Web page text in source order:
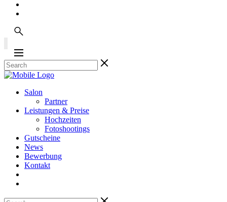
Salon
Partner
Leistungen & Preise
Hochzeiten
Fotoshootings
Gutscheine
News
Bewerbung
Kontakt